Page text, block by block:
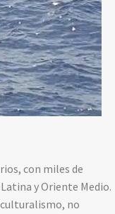
con miles de
y Oriente Medio.
no